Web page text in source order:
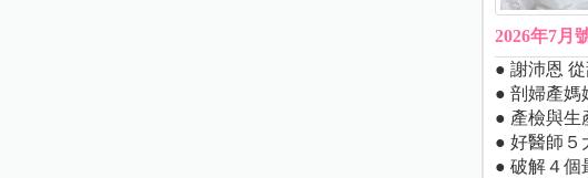
2026年7月
● 謝沛恩
● 剖婦產媽
● 產檢與生
● 好醫師５
● 破解４個